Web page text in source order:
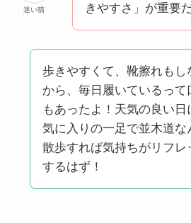
迷い猫
きやすさ」が重要
歩きやすくて、靴擦れもし
から、毎日履いているって
もあったよ！天気の良い日
気に入りの一足で並木道な
散歩すれば気持ちがリフレ
するはず！